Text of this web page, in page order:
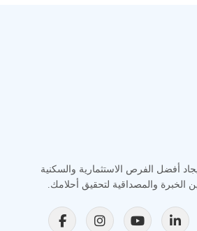
أفضل الفرص الاستثمارية والسكنية
والمصداقية لتحقيق أحلامك.